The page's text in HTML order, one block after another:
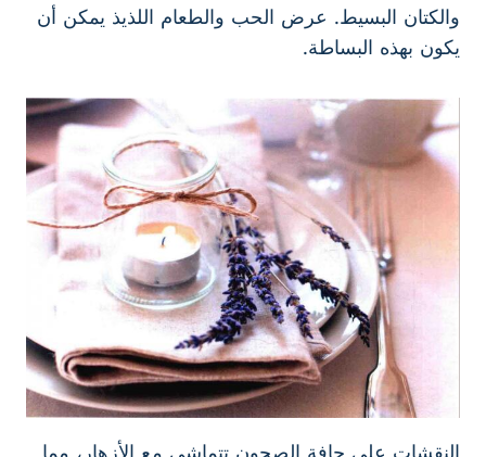
والكتان البسيط. عرض الحب والطعام اللذيذ يمكن أن
يكون بهذه البساطة.
النقشات على حافة الصحون تتماشى مع الأزهار، مما